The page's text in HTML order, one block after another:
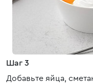
Шаг 3
Добавьте яйца,